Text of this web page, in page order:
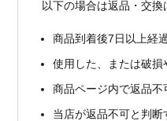
以下の場合は返品・交換
商品到着後7日以上経
使用した、または破損
商品ページ内で返品
当店が返品不可と判